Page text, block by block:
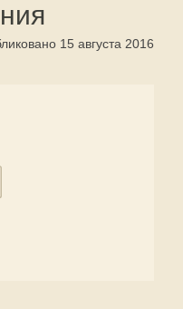
15 августа 2016